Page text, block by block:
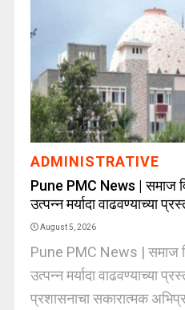
ADMINISTRATIVE
Pune PMC News | समाज
उत्पन्न मर्यादा वाढवण्याच्या
August 5, 2026
Pune PMC News | समाज
उत्पन्न मर्यादा वाढवण्याच्या
प्रशासनाचा सकारात्मक